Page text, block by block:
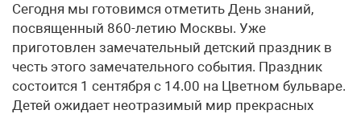
Сегодня мы готовимся отметить День знаний,
посвященный 860-летию Москвы. Уже
приготовлен замечательный детский праздник в
честь этого замечательного события. Праздник
состоится 1 сентября с 14.00 на Цветном бульваре.
Детей ожидает неотразимый мир прекрасных